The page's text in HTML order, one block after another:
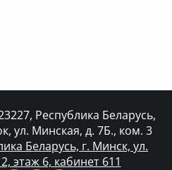
Республика Беларусь,
ул. Минская, д. 7Б., ком. 3
Беларусь, г. Минск, ул.
этаж 6, кабинет 611